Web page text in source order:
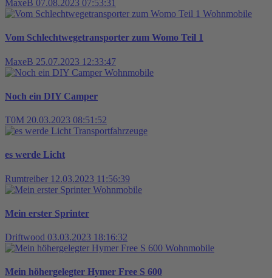
MaxeB 07.08.2023 07:53:31
Wohnmobile
Vom Schlechtwegetransporter zum Womo Teil 1
MaxeB 25.07.2023 12:33:47
Wohnmobile
Noch ein DIY Camper
T0M 20.03.2023 08:51:52
Transportfahrzeuge
es werde Licht
Rumtreiber 12.03.2023 11:56:39
Wohnmobile
Mein erster Sprinter
Driftwood 03.03.2023 18:16:32
Wohnmobile
Mein höhergelegter Hymer Free S 600